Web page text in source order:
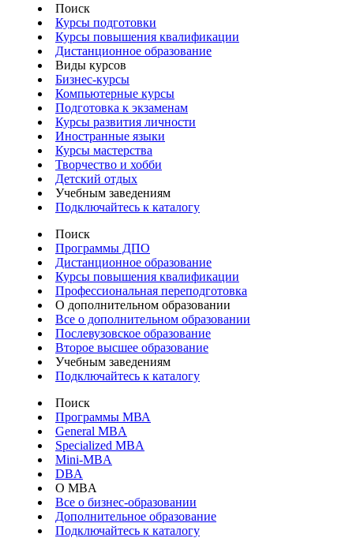
Поиск
Курсы подготовки
Курсы повышения квалификации
Дистанционное образование
Виды курсов
Бизнес-курсы
Компьютерные курсы
Подготовка к экзаменам
Курсы развития личности
Иностранные языки
Курсы мастерства
Творчество и хобби
Детский отдых
Учебным заведениям
Подключайтесь к каталогу
Поиск
Программы ДПО
Дистанционное образование
Курсы повышения квалификации
Профессиональная переподготовка
О дополнительном образовании
Все о дополнительном образовании
Послевузовское образование
Второе высшее образование
Учебным заведениям
Подключайтесь к каталогу
Поиск
Программы МВА
General MBA
Specialized MBA
Mini-MBA
DBA
О MBA
Все о бизнес-образовании
Дополнительное образование
Подключайтесь к каталогу